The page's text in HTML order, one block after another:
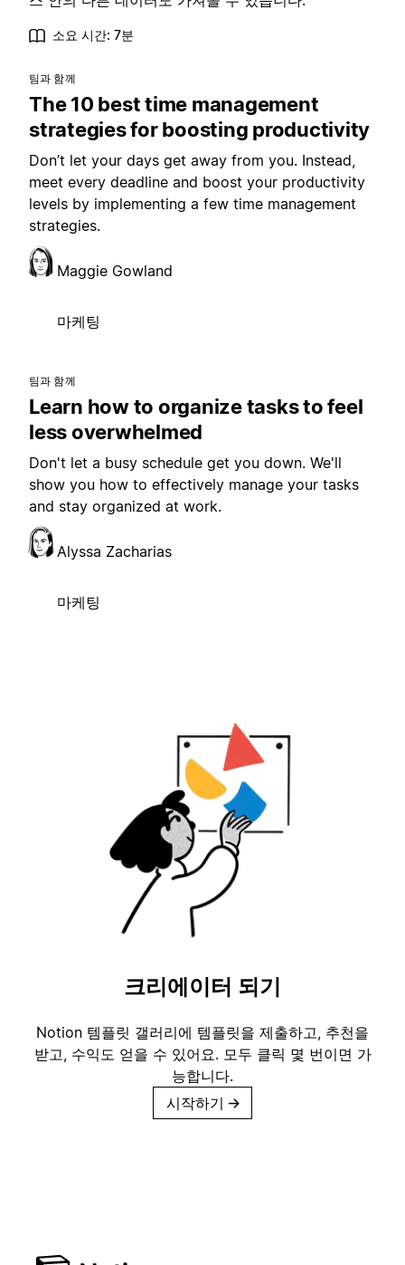
소요 시간: 7분
팀과 함께
The 10 best time management
strategies for boosting productivity
Don’t let your days get away from you. Instead,
meet every deadline and boost your productivity
levels by implementing a few time management
strategies.
Maggie Gowland
마케팅
팀과 함께
Learn how to organize tasks to feel
less overwhelmed
Don't let a busy schedule get you down. We'll
show you how to effectively manage your tasks
and stay organized at work.
Alyssa Zacharias
마케팅
크리에이터 되기
Notion 템플릿 갤러리에 템플릿을 제출하고, 추천을
받고, 수익도 얻을 수 있어요. 모두 클릭 몇 번이면 가
능합니다.
시작하기 →